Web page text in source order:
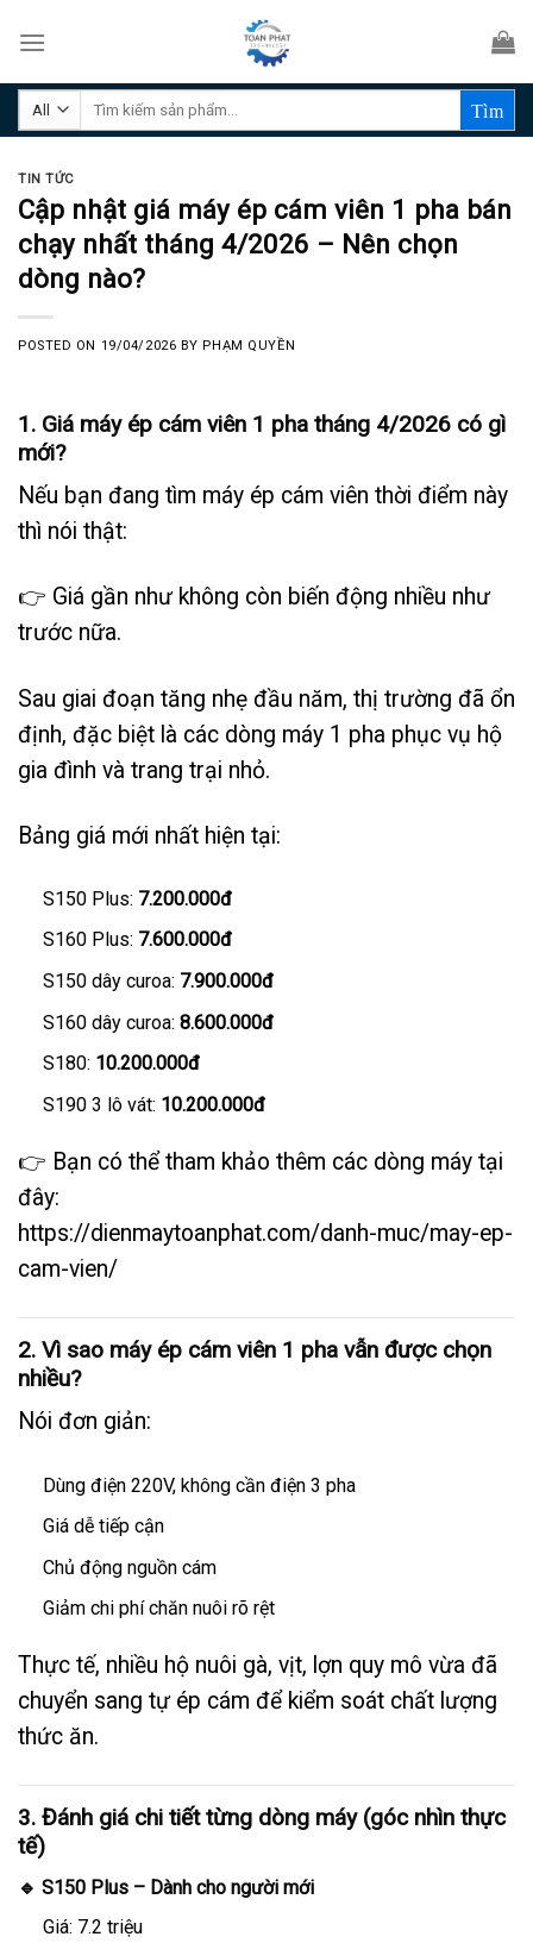
Tìm
TIN TỨC
Cập nhật giá máy ép cám viên 1 pha bán
chạy nhất tháng 4/2026 – Nên chọn
dòng nào?
POSTED ON 19/04/2026 BYPHẠM QUYỀN
1. Giá máy ép cám viên 1 pha tháng 4/2026 có gì
mới?
Nếu bạn đang tìm máy ép cám viên thời điểm này
thì nói thật:
👉 Giá gần như không còn biến động nhiều như
trước nữa.
Sau giai đoạn tăng nhẹ đầu năm, thị trường đã ổn
định, đặc biệt là các dòng máy 1 pha phục vụ hộ
gia đình và trang trại nhỏ.
Bảng giá mới nhất hiện tại:
S150 Plus: 7.200.000đ
S160 Plus: 7.600.000đ
S150 dây curoa: 7.900.000đ
S160 dây curoa: 8.600.000đ
S180: 10.200.000đ
S190 3 lô vát: 10.200.000đ
👉 Bạn có thể tham khảo thêm các dòng máy tại
đây:
https://dienmaytoanphat.com/danh-muc/may-ep-
cam-vien/
2. Vì sao máy ép cám viên 1 pha vẫn được chọn
nhiều?
Nói đơn giản:
Dùng điện 220V, không cần điện 3 pha
Giá dễ tiếp cận
Chủ động nguồn cám
Giảm chi phí chăn nuôi rõ rệt
Thực tế, nhiều hộ nuôi gà, vịt, lợn quy mô vừa đã
chuyển sang tự ép cám để kiểm soát chất lượng
thức ăn.
3. Đánh giá chi tiết từng dòng máy (góc nhìn thực
tế)
🔹 S150 Plus – Dành cho người mới
Giá: 7.2 triệu